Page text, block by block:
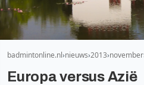
badmintonline.nl nieuws 2013 november
Europa versus Azië